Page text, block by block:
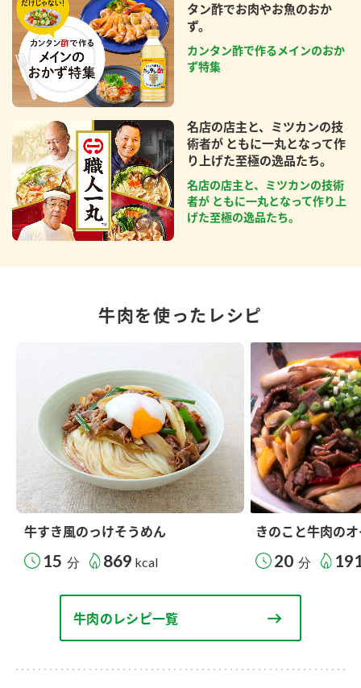
タン酢でお肉やお魚のおか
ず。
カンタン酢で作るメインのおか
ず特集
名店の店主と、ミツカンの技
術者が ともに一丸となって作
り上げた至極の逸品たち。
名店の店主と、ミツカンの技術
者が ともに一丸となって作り上
げた至極の逸品たち。
牛肉を使ったレシピ
牛すき風のっけそうめん
15 分 869 kcal
きのこと牛肉の
20 分
牛肉のレシピ一覧